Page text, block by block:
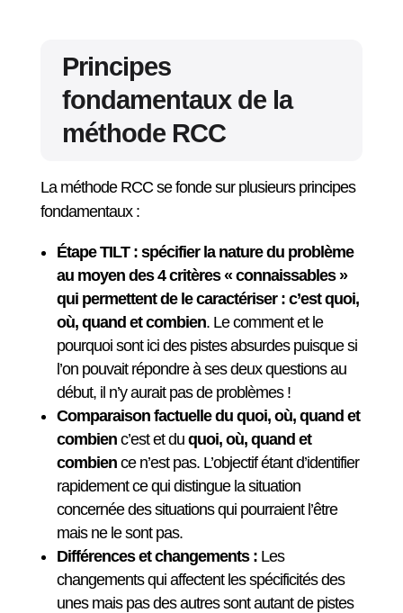
Principes
fondamentaux de la
méthode RCC
La méthode RCC se fonde sur plusieurs principes
fondamentaux :
Étape TILT : spécifier la nature du problème
au moyen des 4 critères « connaissables »
qui permettent de le caractériser : c’est quoi,
où, quand et combien. Le comment et le
pourquoi sont ici des pistes absurdes puisque si
l’on pouvait répondre à ses deux questions au
début, il n’y aurait pas de problèmes !
Comparaison factuelle du quoi, où, quand et
combienc’est et du quoi, où, quand et
combience n’est pas. L’objectif étant d’identifier
rapidement ce qui distingue la situation
concernée des situations qui pourraient l’être
mais ne le sont pas.
Différences et changements : Les
changements qui affectent les spécificités des
unes mais pas des autres sont autant de pistes